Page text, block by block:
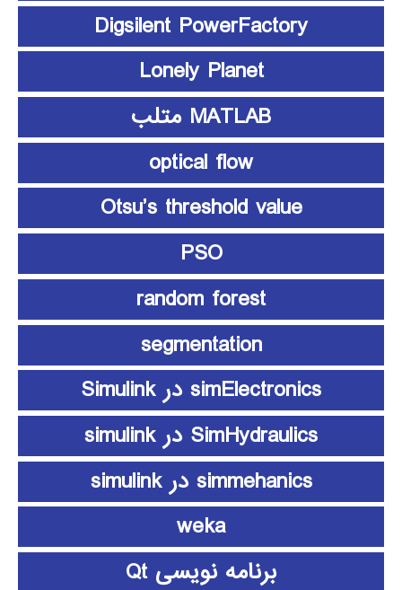
Digsilent PowerFactory
Lonely Planet
MATLAB متلب
optical flow
Otsu’s threshold value
PSO
random forest
segmentation
simElectronics در Simulink
SimHydraulics در simulink
simmehanics در simulink
weka
برنامه نویسی Qt